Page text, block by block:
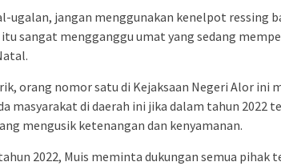
ugalan, jangan menggunakan kenelpot ressing
itu sangat mengganggu umat yang sedang
orang nomor satu di Kejaksaan Negeri Alor ini
masyarakat di daerah ini jika dalam tahun 2022
mengusik ketenangan dan kenyamanan.
2022, Muis meminta dukungan semua pihak